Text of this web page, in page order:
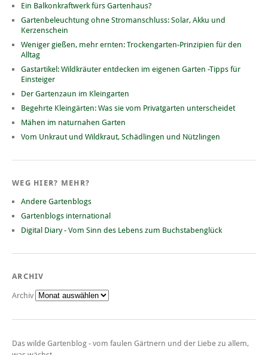
Ein Balkonkraftwerk fürs Gartenhaus?
Gartenbeleuchtung ohne Stromanschluss: Solar, Akku und
Kerzenschein
Weniger gießen, mehr ernten: Trockengarten-Prinzipien für den
Alltag
Gastartikel: Wildkräuter entdecken im eigenen Garten -Tipps für
Einsteiger
Der Gartenzaun im Kleingarten
Begehrte Kleingärten: Was sie vom Privatgarten unterscheidet
Mähen im naturnahen Garten
Vom Unkraut und Wildkraut, Schädlingen und Nützlingen
WEG HIER? MEHR?
Andere Gartenblogs
Gartenblogs international
Digital Diary - Vom Sinn des Lebens zum Buchstabenglück
ARCHIV
Archiv
Das wilde Gartenblog - vom faulen Gärtnern und der Liebe zu allem,